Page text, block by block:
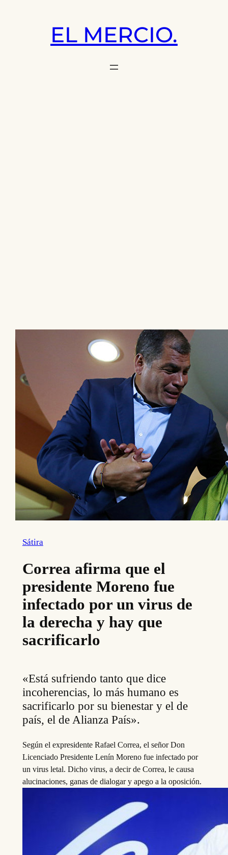
EL MERCIO.
Sátira
Correa afirma que el
presidente Moreno fue
infectado por un virus de
la derecha y hay que
sacrificarlo
«Está sufriendo tanto que dice
incoherencias, lo más humano es
sacrificarlo por su bienestar y el de
país, el de Alianza País».
Según el expresidente Rafael Correa, el señor Don
Licenciado Presidente Lenín Moreno fue infectado por
un virus letal. Dicho virus, a decir de Correa, le causa
alucinaciones, ganas de dialogar y apego a la oposición.